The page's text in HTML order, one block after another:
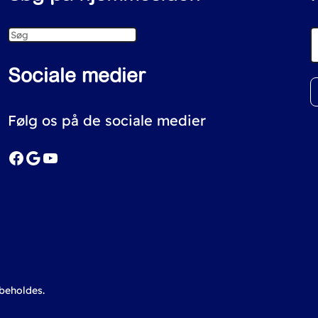
S
e
a
h
Sociale medier
Følg os på de sociale medier
Facebook Google YouTube